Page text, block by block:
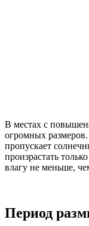
В местах с
огромных
пропускает
произрастать
влагу не меньше,
Период